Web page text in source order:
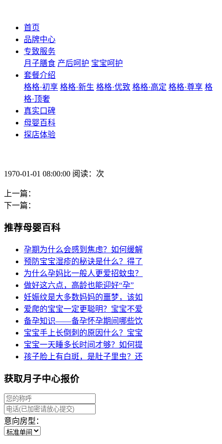
首页
品牌中心
专致服务
月子膳食 产后呵护 宝宝呵护
套餐介绍
格格·初享 格格·新生 格格·优致 格格·高定 格格·尊享 格
格·顶奢
真实口碑
母婴百科
探店体验
1970-01-01 08:00:00 阅读：次
上一篇：
下一篇：
推荐母婴百科
孕期为什么会感到焦虑？如何缓解
预防宝宝湿疹的秘诀是什么？得了
为什么孕妈比一般人更爱招蚊虫？
做好这六点，高龄也能迎好“孕”
妊娠纹是大多数妈妈的噩梦，该如
爱爬的宝宝一定更聪明？宝宝不爱
备孕知识——备孕怀孕期间哪些饮
宝宝手上长倒刺的原因什么？宝宝
宝宝一天睡多长时间才够？如何提
孩子脸上有白斑，是肚子里虫？还
获取月子中心报价
意向房型：